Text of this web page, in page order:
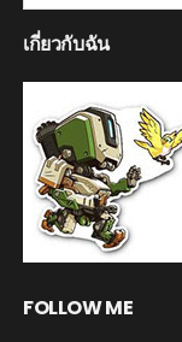
เกี่ยวกับฉัน
FOLLOW ME